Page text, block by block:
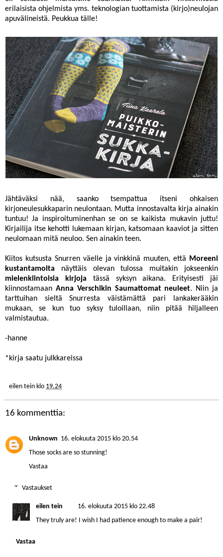
erilaisista ohjelmista yms. teknologian tuottamista (kirjo)neulojan
apuvälineistä. Peukkua tälle!
Jähtäväksi nää, saanko tsempattua itseni ohkaisen
kirjoneulesukkaparin neulontaan. Mutta innostavalta kirja ainakin
tuntuu! Ja inspiroituminenhan se on se kaikista mukavin juttu!
Kirjailija itse kehotti lukemaan kirjan, katsomaan kaaviot ja sitten
neulomaan mitä neuloo. Sen ainakin teen.
Kiitos kutsusta Snurren väelle ja vinkkinä muuten, että Moreeni
kustantamolta näyttäis olevan tulossa muitakin jokseenkin
mielenkiintoisia kirjoja tässä syksyn aikana. Erityisesti jäi
kiinnostamaan Anna Verschikin Saumattomat neuleet. Niin ja
tarttuihan sieltä Snurresta väistämättä pari lankakerääkin
mukaan, se kun tuo syksy tuloillaan, niin pitää hiljalleen
valmistautua.
-hanne
*kirja saatu julkkareissa
eilen tein klo 19.24
16 kommenttia:
Unknown 16. elokuuta 2015 klo 20.54
Those socks are so stunning!
Vastaa
Vastaukset
eilen tein
16. elokuuta 2015 klo 22.48
They truly are! I wish I had patience enough to make a pair!
Vastaa